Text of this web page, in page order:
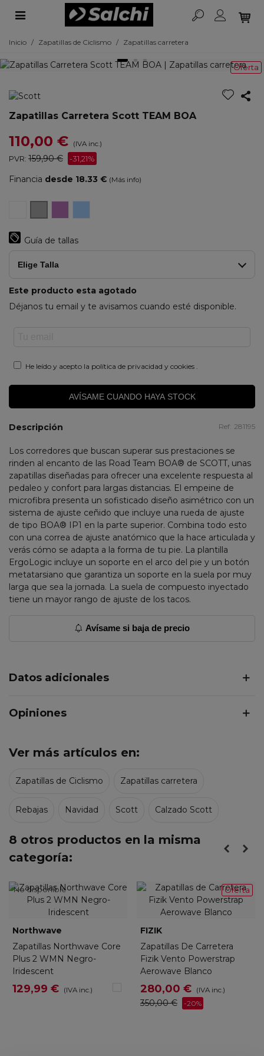
Inicio / Zapatillas de Ciclismo / Zapatillas carretera
Oferta
Zapatillas Carretera Scott TEAM BOA
110,00 € (IVA inc.)
PVR: 159,90 € -31,21%
Financia desde 18.33 € (Más info)
Negro/GisPúrpura/Negro
Azul/Negro
Guía de tallas
Elige Talla
Este producto esta agotado
Déjanos tu email y te avisamos cuando esté disponible.
He leído y acepto la política de privacidad y cookies .
AVÍSAME CUANDO HAYA STOCK
Descripción Ref: 281195
Los corredores que buscan superar sus prestaciones se
rinden al encanto de las Road Team BOA® de SCOTT, unas
zapatillas diseñadas para ofrecer una excelente respuesta al
pedaleo y confort para largas distancias. El empeine de
microfibra presenta un sofisticado diseño asimétrico con un
sistema de ajuste ceñido que incluye una rueda de ajuste
de tipo BOA® IP1 en la parte superior. Combina todo esto
con una correa de ajuste anatómico que la hace articulada y
verás cómo se adapta a la forma de tu pie. La plantilla
ErgoLogic incluye un soporte en el arco del pie y un botón
metatarsiano que garantiza un soporte en la suela por muy
larga que sea la jornada. La suela de compuesto inyectado
tiene un mayor rango de ajuste de los tacos.
Avísame si baja de precio
Datos adicionales
Opiniones
Ver más artículos en:
Zapatillas de Ciclismo Zapatillas carretera
Rebajas Navidad Scott Calzado Scott
8 otros productos en la misma
categoría:
No disponible
Northwave
Zapatillas Northwave Core
Plus 2 WMN Negro-
Iridescent
129,99 € (IVA inc.)
Oferta
FIZIK
Zapatillas De Carretera
Fizik Vento Powerstrap
Aerowave Blanco
280,00 € (IVA inc.)
350,00 € -20%